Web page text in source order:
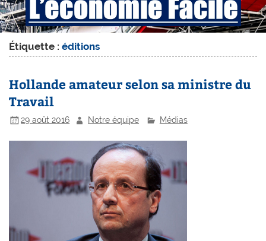
Étiquette :éditions
Hollande amateur selon sa ministre du
Travail
29 août 2016 Notre équipe Médias